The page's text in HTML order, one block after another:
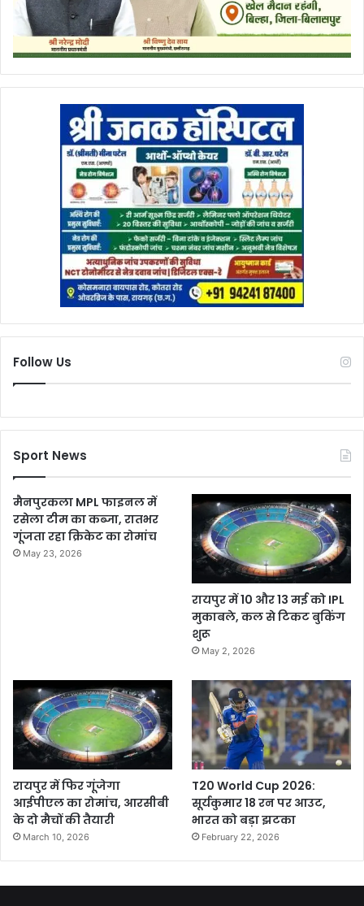
Follow Us
Sport News
मैनपुरकला MPL फाइनल में
रसेला टीम का कब्जा, रातभर
गूंजता रहा क्रिकेट का रोमांच
May 23, 2026
रायपुर में 10 और 13 मई को IPL
मुकाबले, कल से टिकट बुकिंग
शुरू
May 2, 2026
रायपुर में फिर गूंजेगा
आईपीएल का रोमांच, आरसीबी
के दो मैचों की तैयारी
March 10, 2026
T20 World Cup 2026:
सूर्यकुमार 18 रन पर आउट,
भारत को बड़ा झटका
February 22, 2026